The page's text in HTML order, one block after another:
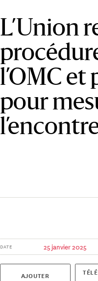
L’Union
l’OMC
pour
DATE 25 janvier 2025
AJOUTER